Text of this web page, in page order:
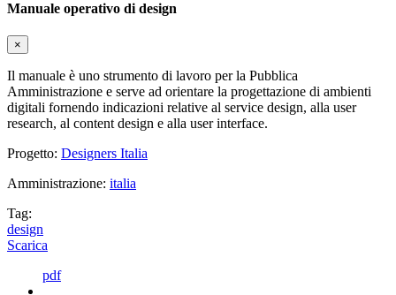
Manuale operativo di design
×
Il manuale è uno strumento di lavoro per la Pubblica
Amministrazione e serve ad orientare la progettazione di ambienti
digitali fornendo indicazioni relative al service design, alla user
research, al content design e alla user interface.
Progetto: Designers Italia
Amministrazione: italia
Tag:
design
Scarica
pdf